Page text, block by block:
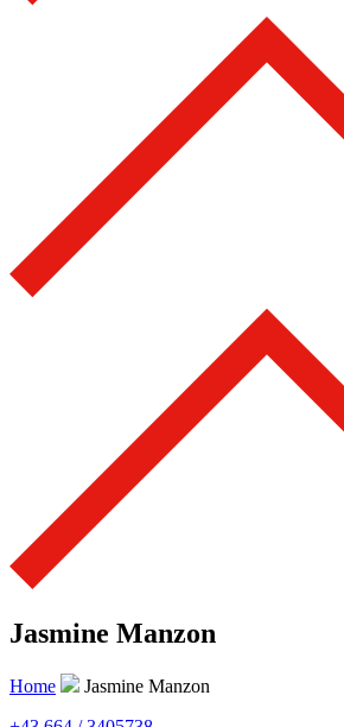
Jasmine Manzon
Home
Jasmine Manzon